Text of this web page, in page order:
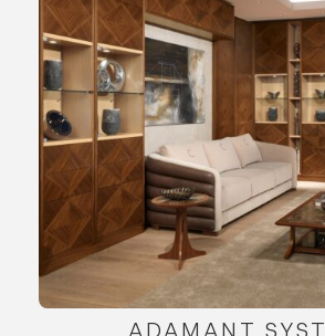
ADAMANT